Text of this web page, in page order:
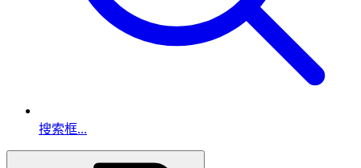
搜索框...